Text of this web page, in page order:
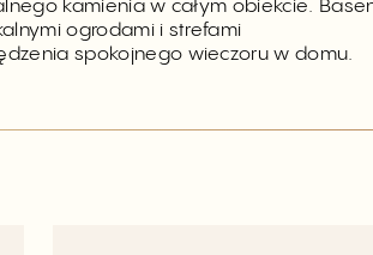
kamienia w całym obiekcie.
ogrodami i strefami
spokojnego wieczoru w domu.